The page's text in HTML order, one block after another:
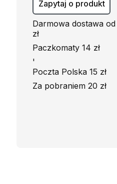
Zapytaj o produkt
Darmowa dostawa od
zł
Paczkomaty 14 zł
'
Poczta Polska 15 zł
Za pobraniem 20 zł